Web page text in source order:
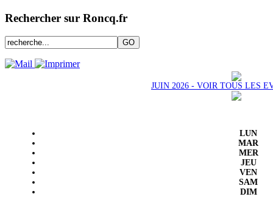
Rechercher sur Roncq.fr
JUIN 2026 - VOIR TOUS LES
LUN
MAR
MER
JEU
VEN
SAM
DIM